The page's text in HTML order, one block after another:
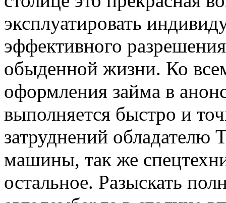
эксплуатировать
эффективного
обыденной жизни. Ко
оформления займа в
выполняется быстро и
затруднений обладателю
машины, так же
остальное. Разыскать